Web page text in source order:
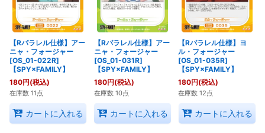
【Rパラレル仕様】アー
ニャ・フォージャー
[OS_01-022R]
【SPY×FAMILY】
180円(税込)
在庫数 11点
カートに入れる
【Rパラレル仕様】アー
ニャ・フォージャー
[OS_01-031R]
【SPY×FAMILY】
180円(税込)
在庫数 10点
カートに入れる
【Rパラレル仕様】ヨ
ル・フォージャー
[OS_01-035R]
【SPY×FAMILY】
180円(税込)
在庫数 12点
カートに入れる